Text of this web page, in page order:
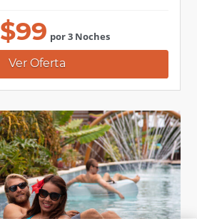
$99 por 3 Noches
Ver Oferta